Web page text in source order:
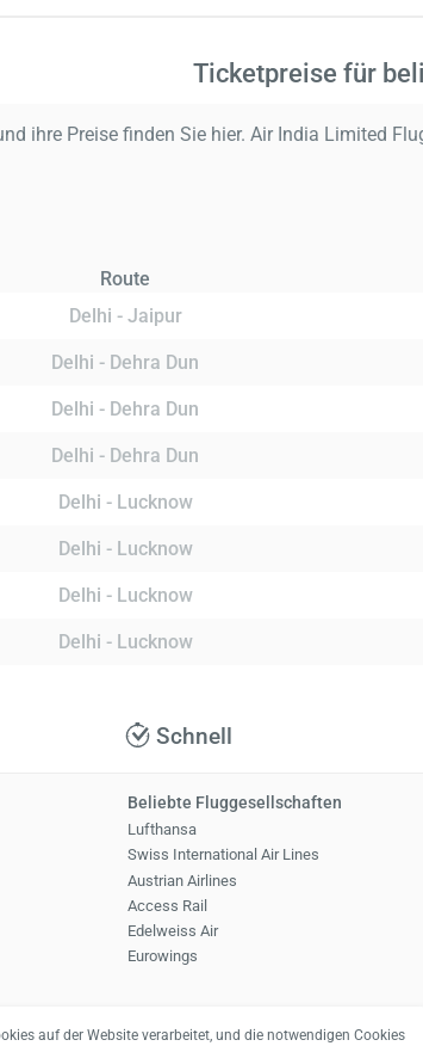
Ticketpreise für
ihre Preise finden Sie hier. Air India Limited
Route
Delhi - Jaipur
Delhi - Dehra Dun
Delhi - Dehra Dun
Delhi - Dehra Dun
Delhi - Lucknow
Delhi - Lucknow
Delhi - Lucknow
Delhi - Lucknow
Schnell
Beliebte Fluggesellschaften
Lufthansa
Swiss International Air Lines
Austrian Airlines
Access Rail
Edelweiss Air
Eurowings
auf der Website verarbeitet, und die notwendigen Cookies